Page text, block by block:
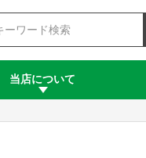
当店について